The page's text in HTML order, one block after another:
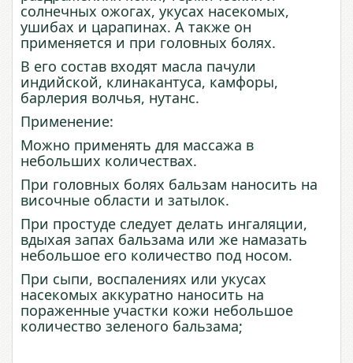
солнечных ожогах, укусах насекомых,
ушибах и царапинах. А также он
применяется и при головных болях.
В его состав входят масла пачули
индийской, клинакантуса, камфоры,
барлерия волчья, нутанс.
Применение:
Можно применять для массажа в
небольших количествах.
При головных болях бальзам наносить на
височные области и затылок.
При простуде следует делать ингаляции,
вдыхая запах бальзама или же намазать
небольшое его количество под носом.
При сыпи, воспалениях или укусах
насекомых аккуратно наносить на
пораженные участки кожи небольшое
количество зеленого бальзама;